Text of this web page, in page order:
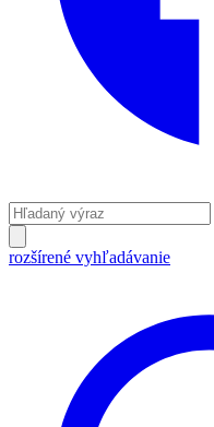
rozšírené vyhľadávanie